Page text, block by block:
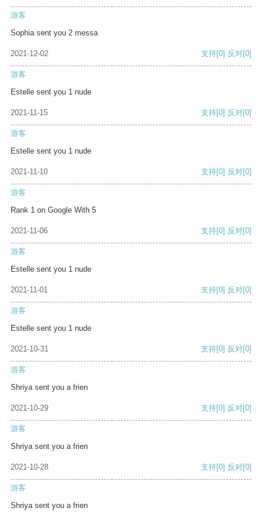
游客
Sophia sent you 2 messa
2021-12-02 支持[0] 反对[0]
游客
Estelle sent you 1 nude
2021-11-15 支持[0] 反对[0]
游客
Estelle sent you 1 nude
2021-11-10 支持[0] 反对[0]
游客
Rank 1 on Google With 5
2021-11-06 支持[0] 反对[0]
游客
Estelle sent you 1 nude
2021-11-01 支持[0] 反对[0]
游客
Estelle sent you 1 nude
2021-10-31 支持[0] 反对[0]
游客
Shriya sent you a frien
2021-10-29 支持[0] 反对[0]
游客
Shriya sent you a frien
2021-10-28 支持[0] 反对[0]
游客
Shriya sent you a frien